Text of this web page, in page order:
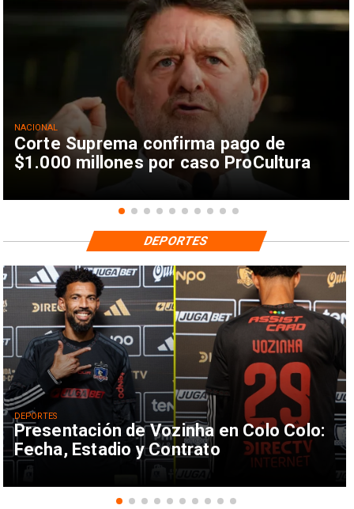
Corte Suprema confirma pago de
$1.000 millones por caso ProCultura
NACIONAL
Presentación de Vozinha en Colo Colo:
Fecha, Estadio y Contrato
DEPORTES
DEPORTES